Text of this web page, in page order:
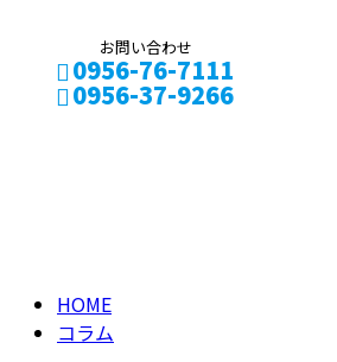
お問い合わせ
0956-76-7111
0956-37-9266
HOME
コラム